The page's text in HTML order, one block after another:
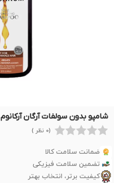
شامپو بدون سولفات آرگان آرکانوم
(0 نظر )
ضمانت سلامت کالا
تضمین سلامت فیزیکی
کیفیت برتر، انتخاب بهتر